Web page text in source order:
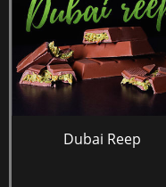
Dubai Reep